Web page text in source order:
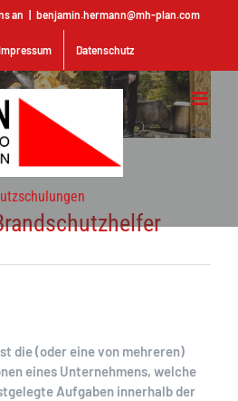
an benjamin.hermann@mh-plan.com
Datenschutz
die (oder eine von mehreren)
eines Unternehmens, welche
Aufgaben innerhalb der